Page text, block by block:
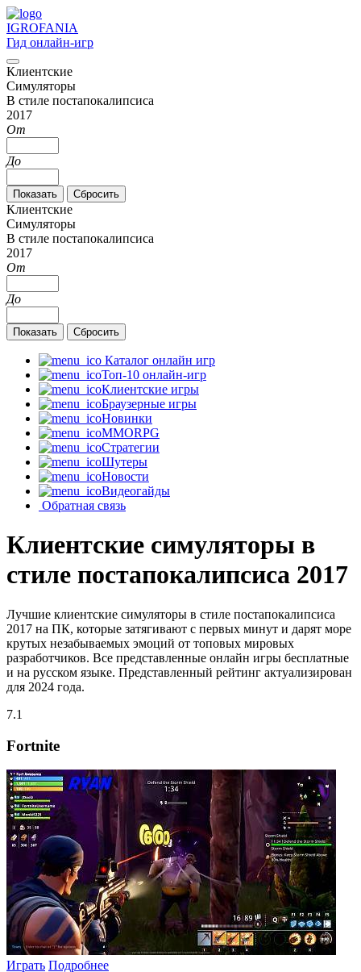
IGROFANIA
Гид онлайн-игр
Клиентские
Симуляторы
В стиле постапокалипсиса
2017
От
До
Клиентские
Симуляторы
В стиле постапокалипсиса
2017
От
До
Каталог онлайн игр
Топ-10 онлайн-игр
Клиентские игры
Браузерные игры
Новинки
MMORPG
Стратегии
Шутеры
Новости
Видеогайды
Обратная связь
Клиентские симуляторы в
стиле постапокалипсиса 2017
Лучшие клиентские симуляторы в стиле постапокалипсиса
2017 на ПК, которые затягивают с первых минут и дарят море
крутых незабываемых эмоций от топовых мировых
разработчиков. Все представленные онлайн игры бесплатные
и на русском языке. Представленный рейтинг актуализирован
для 2024 года.
7.1
Fortnite
Играть Подробнее